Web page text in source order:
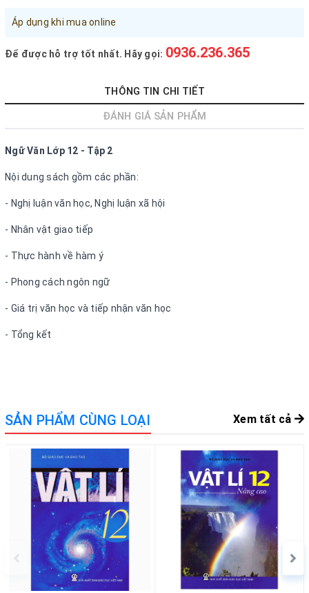
Đăng nhập tài khoản
0936.236.365-090.215.9818
vanphongphamhaigiang@gmail.com
Hướng dẫn mua hàng
Hướng dẫn thanh toán
Chính sách vận chuyển, Bảo hành, Bảo mật thông tin
Trở về trang chủ
Áp dụng khi mua online
Để được hỗ trợ tốt nhất. Hãy gọi: 0936.236.365
THÔNG TIN CHI TIẾT
ĐÁNH GIÁ SẢN PHẨM
Ngữ Văn Lớp 12 - Tập 2
Nội dung sách gồm các phần:
- Nghị luận văn học, Nghị luận xã hội
- Nhân vật giao tiếp
- Thực hành về hàm ý
- Phong cách ngôn ngữ
- Giá trị văn học và tiếp nhận văn học
- Tổng kết
SẢN PHẨM CÙNG LOẠI Xem tất cả